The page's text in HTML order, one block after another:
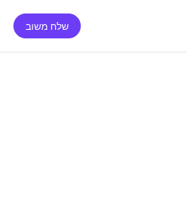
שלח משוב